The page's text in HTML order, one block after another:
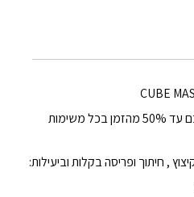
מכונה משומנת אשר תחסוך לכם עד 50% מהזמן בכל משימות